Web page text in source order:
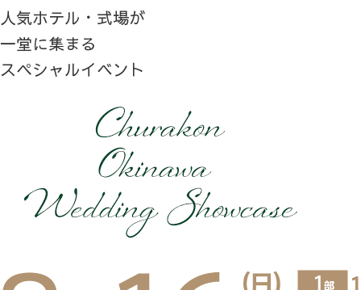
人気ホテル・式場が
一堂に集まる
スペシャルイベント